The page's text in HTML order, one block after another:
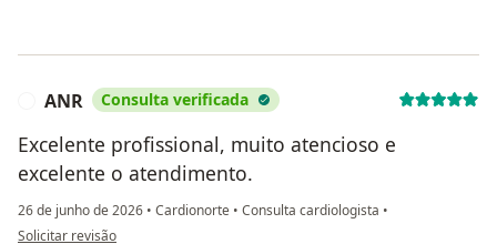
ANR Consulta verificada
Excelente profissional, muito atencioso e
excelente o atendimento.
26 de junho de 2026 • Cardionorte • Consulta cardiologista •
na opinião do utilizador ANR
Solicitar revisão